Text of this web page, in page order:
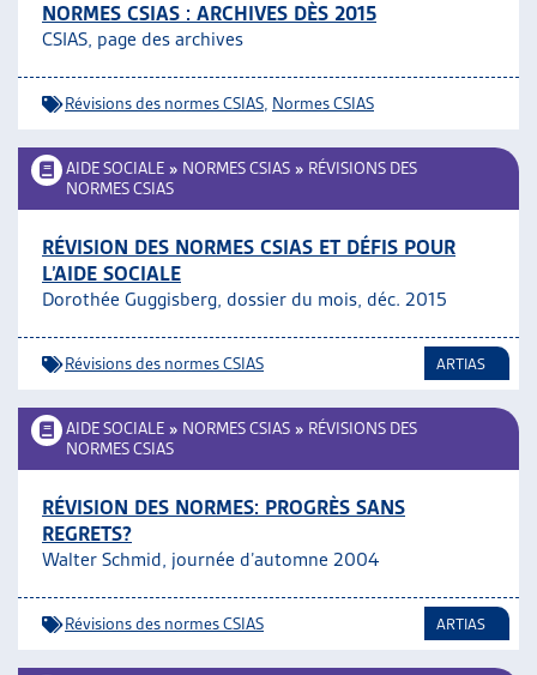
NORMES CSIAS : ARCHIVES DÈS 2015
CSIAS, page des archives
Révisions des normes CSIAS Normes CSIAS
AIDE SOCIALE » NORMES CSIAS » RÉVISIONS DES
NORMES CSIAS
RÉVISION DES NORMES CSIAS ET DÉFIS POUR
L’AIDE SOCIALE
Dorothée Guggisberg, dossier du mois, déc. 2015
Révisions des normes CSIAS ARTIAS
AIDE SOCIALE » NORMES CSIAS » RÉVISIONS DES
NORMES CSIAS
RÉVISION DES NORMES: PROGRÈS SANS
REGRETS?
Walter Schmid, journée d’automne 2004
Révisions des normes CSIAS ARTIAS